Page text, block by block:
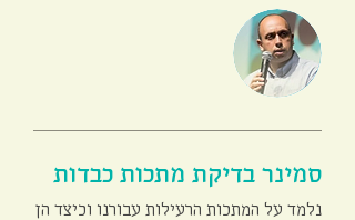
סמינר בדיקת מתכות כבדות
נלמד על המתכות הרעילות עבורנו וכיצד הן